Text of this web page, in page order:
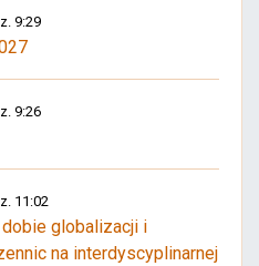
9:29
9:26
11:02
globalizacji i
na interdyscyplinarnej